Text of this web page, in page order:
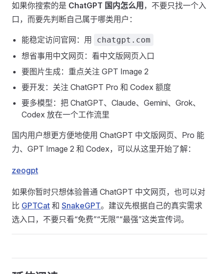
如果你搜索的是 ChatGPT 国内怎么用 ，不要只找一个入
口，而要先判断自己属于哪类用户：
能稳定访问官网：用 chatgpt.com
想省事用中文网页：看中文版网页入口
要图片生成：重点关注 GPT Image 2
要开发：关注 ChatGPT Pro 和 Codex 额度
要多模型：把 ChatGPT、Claude、Gemini、Grok、
Codex 放在一个工作流里
国内用户想更方便地使用 ChatGPT 中文版网页、Pro 能
力、GPT Image 2 和 Codex，可以从这里开始了解：
zeogpt
如果你暂时只想体验普通 ChatGPT 中文网页，也可以对
比 GPTCat 和 SnakeGPT。建议先根据自己的真实需求
选入口，不要只看“免费”“无限”“最强”这类宣传词。